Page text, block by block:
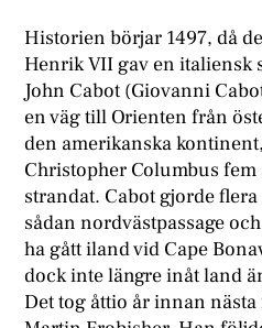
Historien börjar 1497, då
Henrik VII gav en italiensk
John Cabot (Giovanni
en väg till Orienten från
den amerikanska
Christopher Columbus
strandat. Cabot gjorde
sådan nordvästpassage
ha gått iland vid Cape
dock inte längre inåt land
Det tog åttio år innan